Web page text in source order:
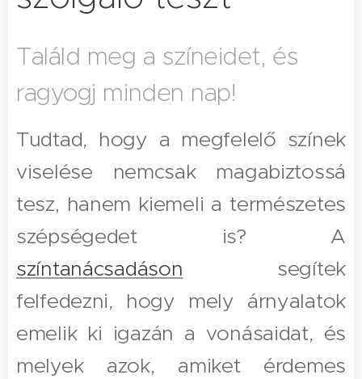
Találd meg a színeidet, és
ragyogj minden nap!
Tudtad, hogy a megfelelő színek
viselése nemcsak magabiztossá
tesz, hanem kiemeli a természetes
szépségedet is? A
színtanácsadáson segítek
felfedezni, hogy mely árnyalatok
emelik ki igazán a vonásaidat, és
melyek azok, amiket érdemes